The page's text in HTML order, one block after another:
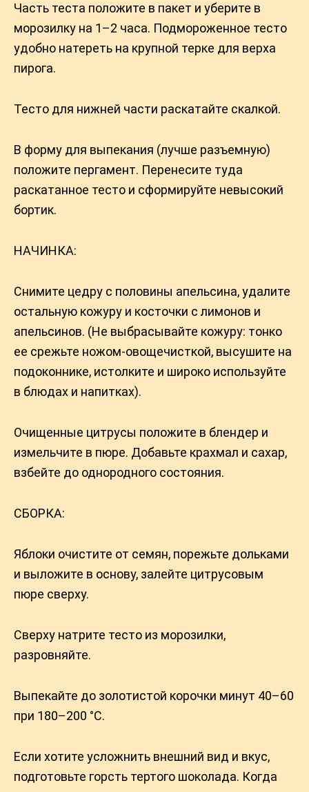
Часть теста положите в пакет и уберите в
морозилку на 1–2 часа. Подмороженное тесто
удобно натереть на крупной терке для верха
пирога.
Тесто для нижней части раскатайте скалкой.
В форму для выпекания (лучше разъемную)
положите пергамент. Перенесите туда
раскатанное тесто и сформируйте невысокий
бортик.
НАЧИНКА:
Снимите цедру с половины апельсина, удалите
остальную кожуру и косточки с лимонов и
апельсинов. (Не выбрасывайте кожуру: тонко
ее срежьте ножом-овощечисткой, высушите на
подоконнике, истолките и широко используйте
в блюдах и напитках).
Очищенные цитрусы положите в блендер и
измельчите в пюре. Добавьте крахмал и сахар,
взбейте до однородного состояния.
СБОРКА:
Яблоки очистите от семян, порежьте дольками
и выложите в основу, залейте цитрусовым
пюре сверху.
Сверху натрите тесто из морозилки,
разровняйте.
Выпекайте до золотистой корочки минут 40–60
при 180–200 °С.
Если хотите усложнить внешний вид и вкус,
подготовьте горсть тертого шоколада. Когда